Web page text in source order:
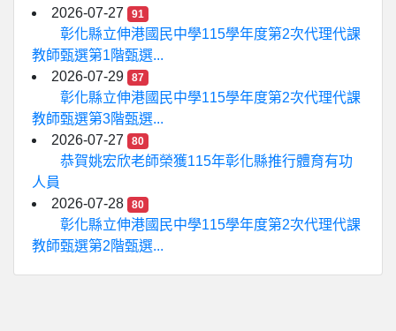
2026-07-27
91
彰化縣立伸港國民中學115學年度第2次代理代課
教師甄選第1階甄選...
2026-07-29
87
彰化縣立伸港國民中學115學年度第2次代理代課
教師甄選第3階甄選...
2026-07-27
80
恭賀姚宏欣老師榮獲115年彰化縣推行體育有功
人員
2026-07-28
80
彰化縣立伸港國民中學115學年度第2次代理代課
教師甄選第2階甄選...